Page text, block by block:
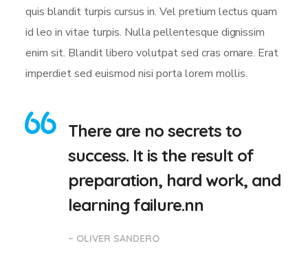
quis blandit turpis cursus in. Vel pretium lectus quam
id leo in vitae turpis. Nulla pellentesque dignissim
enim sit. Blandit libero volutpat sed cras ornare. Erat
imperdiet sed euismod nisi porta lorem mollis.
There are no secrets to
success. It is the result of
preparation, hard work, and
learning failure.nn
– OLIVER SANDERO